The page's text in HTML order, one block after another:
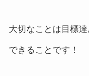
大切なことは目標
できることです！